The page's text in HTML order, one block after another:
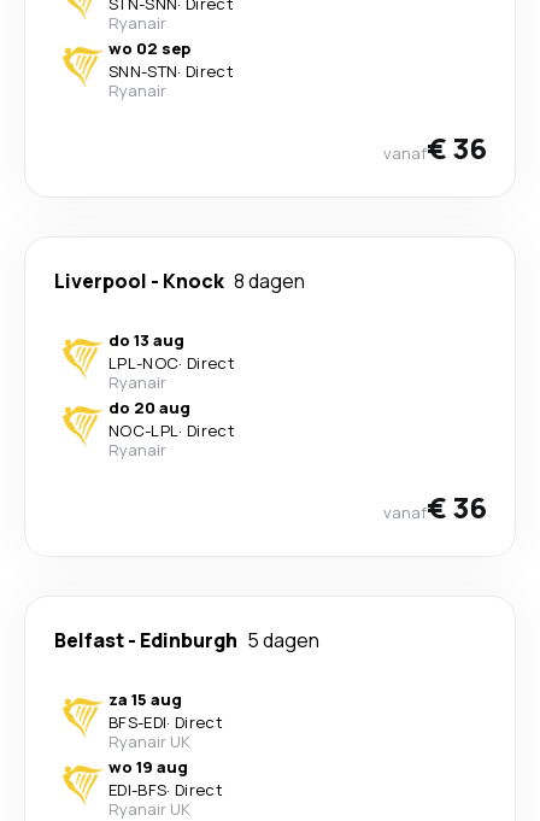
Ryanair
wo 02 sep
SNN-STN· Direct
Ryanair
vanaf€ 36
Liverpool - Knock 8 dagen
do 13 aug
LPL-NOC· Direct
Ryanair
do 20 aug
NOC-LPL· Direct
Ryanair
vanaf€ 36
Belfast- Edinburgh 5 dagen
za 15 aug
BFS-EDI· Direct
Ryanair UK
wo 19 aug
EDI-BFS· Direct
Ryanair UK